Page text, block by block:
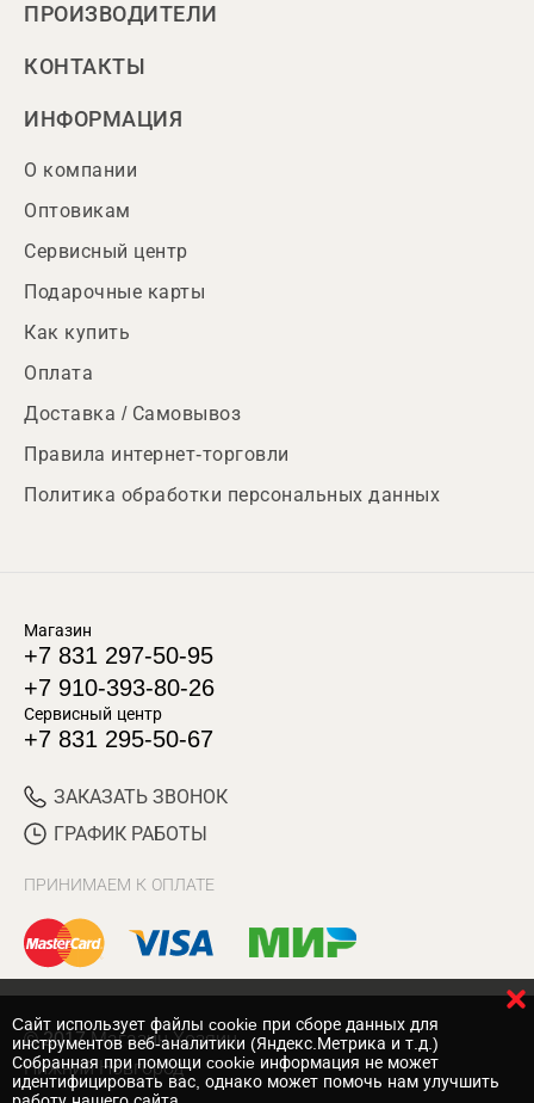
ПРОИЗВОДИТЕЛИ
КОНТАКТЫ
ИНФОРМАЦИЯ
О компании
Оптовикам
Сервисный центр
Подарочные карты
Как купить
Оплата
Доставка / Самовывоз
Правила интернет-торговли
Политика обработки персональных данных
Магазин
+7 831 297-50-95
+7 910-393-80-26
Сервисный центр
+7 831 295-50-67
ЗАКАЗАТЬ ЗВОНОК
ГРАФИК РАБОТЫ
ПРИНИМАЕМ К ОПЛАТЕ
© 2017 Магазин Хозяин
Нижний Новгород
Cайт использует файлы cookie при сборе данных для
инструментов веб-аналитики (Яндекс.Метрика и т.д.)
Собранная при помощи cookie информация не может
идентифицировать вас, однако может помочь нам улучшить